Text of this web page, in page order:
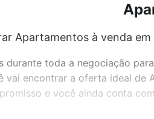
Apartamentos à venda em
durante toda a negociação
vai encontrar a oferta ideal de
e você ainda conta